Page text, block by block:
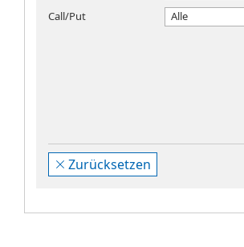
Call/Put
Alle
Zurücksetzen